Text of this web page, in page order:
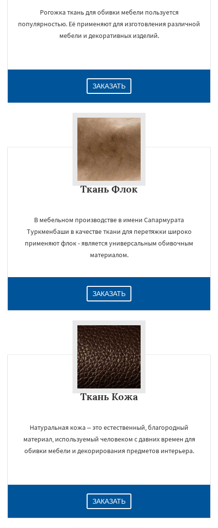
Рогожка ткань для обивки мебели пользуется
популярностью. Её применяют для изготовления различной
мебели и декоративных изделий.
ЗАКАЗАТЬ
Ткань Флок
В мебельном производстве в имени Сапармурата
Туркменбаши в качестве ткани для перетяжки широко
применяют флок - является универсальным обивочным
материалом.
ЗАКАЗАТЬ
Ткань Кожа
Натуральная кожа – это естественный, благородный
материал, используемый человеком с давних времен для
обивки мебели и декорирования предметов интерьера.
ЗАКАЗАТЬ
Даю согласие на обработку персональных данных